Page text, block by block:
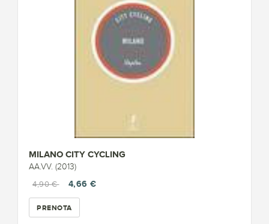
MILANO CITY CYCLING
AA.VV. (2013)
4,90 €
4,66 €
PRENOTA